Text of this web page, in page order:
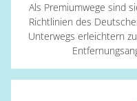
Als Premiumwege sind
Richtlinien des
Unterwegs erleichtern